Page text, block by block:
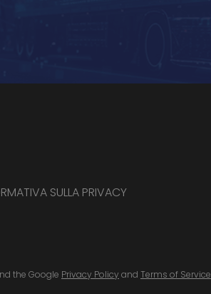
SULLA PRIVACY
the Google Privacy Policy and Terms of Service